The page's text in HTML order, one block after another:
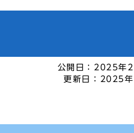
公開日： 2025年2
更新日：
2025年